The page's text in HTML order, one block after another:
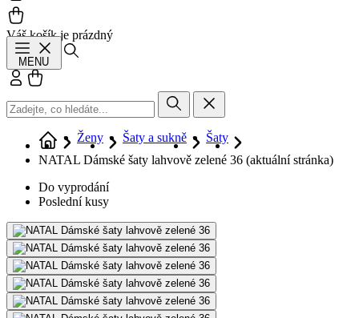
Váš košík je prázdný
MENU
Přihlásit se
Ženy Šaty a sukně
Šaty
NATAL Dámské šaty lahvově zelené 36 (aktuální stránka)
Do vyprodání
Poslední kusy